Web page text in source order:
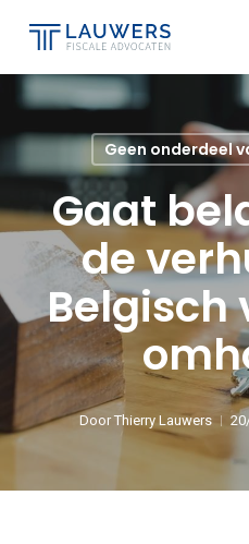
main
Geen onderdeel
Gaat
de
Belgisch
Door Thierry Lauwers